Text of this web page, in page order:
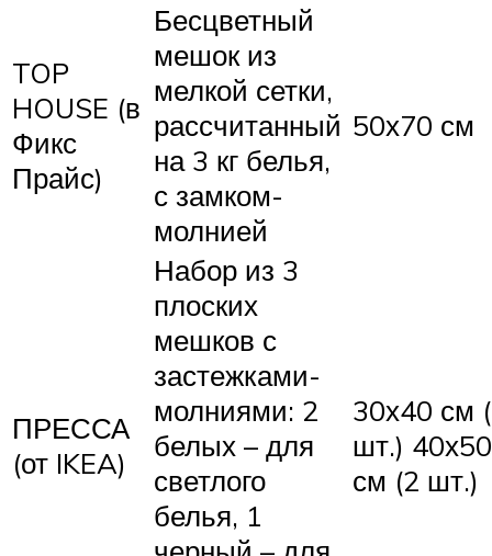
TOP
HOUSE (в
Фикс
Прайс)
Бесцветный
мешок из
мелкой сетки,
рассчитанный
на 3 кг белья,
с замком-
молнией
50х70 см
ПРЕССА
(от IKEA)
Набор из 3
плоских
мешков с
застежками-
молниями: 2
белых – для
светлого
белья, 1
30х40 см
шт.) 40х50
см (2 шт.)